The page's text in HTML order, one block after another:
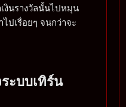
งินรางวัลนั้นไปหมุน
ปเรื่อยๆ จนกว่าจะ
ะบบเทิร์น